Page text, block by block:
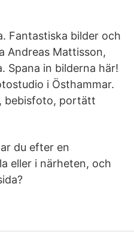
Fantastiska bilder och
Andreas Mattisson,
Spana in bilderna här!
i Östhammar.
bebisfoto, portätt
du efter en
eller i närheten, och